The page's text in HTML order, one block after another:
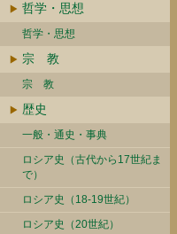
哲学・思想
哲学・思想
宗 教
宗 教
歴史
一般・通史・事典
ロシア史（古代から17世紀ま
で）
ロシア史（18-19世紀）
ロシア史（20世紀）